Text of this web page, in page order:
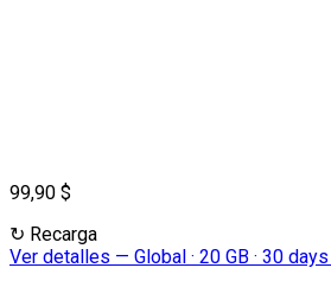
99,90 $
↻ Recarga
Ver detalles — Global · 20 GB · 30 days